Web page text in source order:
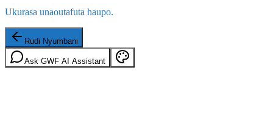
Ukurasa unaoutafuta haupo.
Rudi Nyumbani
Ask GWF AI Assistant